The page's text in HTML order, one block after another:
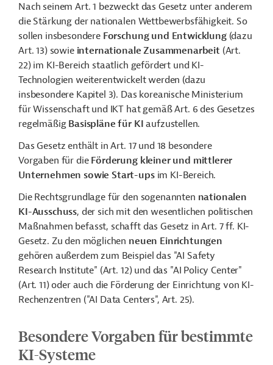
Nach seinem Art. 1 bezweckt das Gesetz unter anderem
die Stärkung der nationalen Wettbewerbsfähigkeit. So
sollen insbesondere Forschung und Entwicklung(dazu
Art. 13) sowie internationale Zusammenarbeit (Art.
22) im KI-Bereich staatlich gefördert und KI-
Technologien weiterentwickelt werden (dazu
insbesondere Kapitel 3). Das koreanische Ministerium
für Wissenschaft und IKT hat gemäß Art. 6 des Gesetzes
regelmäßig Basispläne für KI aufzustellen.
Das Gesetz enthält in Art. 17 und 18 besondere
Vorgaben für die Förderung kleiner und mittlerer
Unternehmen sowie Start-upsim KI-Bereich.
Die Rechtsgrundlage für den sogenannten nationalen
KI-Ausschuss, der sich mit den wesentlichen politischen
Maßnahmen befasst, schafft das Gesetz in Art. 7 ff. KI-
Gesetz. Zu den möglichen neuen Einrichtungen
gehören außerdem zum Beispiel das "AI Safety
Research Institute" (Art. 12) und das "AI Policy Center"
(Art. 11) oder auch die Förderung der Einrichtung von KI-
Rechenzentren ("AI Data Centers", Art. 25).
Besondere Vorgaben für bestimmte
KI-Systeme